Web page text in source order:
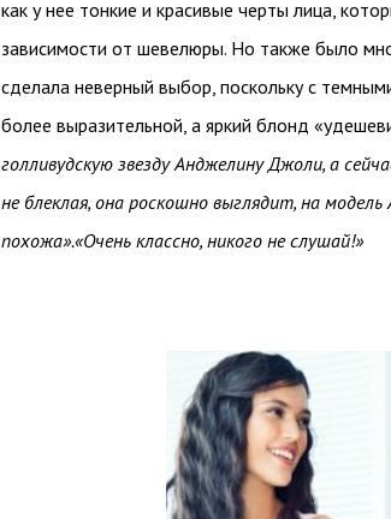
как у нее тонкие и красивые черты лица,
зависимости от шевелюры. Но также было
сделала неверный выбор, поскольку с
более выразительной, а яркий блонд
голливудскую звезду Анджелину Джоли, а
не блеклая, она роскошно выглядит, на
похожа».«Очень классно, никого не слушай!»